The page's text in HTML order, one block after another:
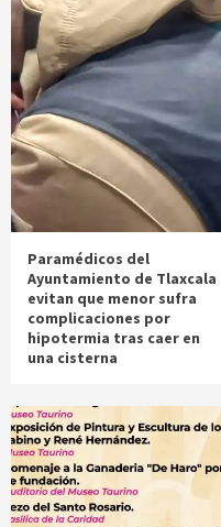
Paramédicos del
Ayuntamiento de Tlaxcala
evitan que menor sufra
complicaciones por
hipotermia tras caer en
una cisterna